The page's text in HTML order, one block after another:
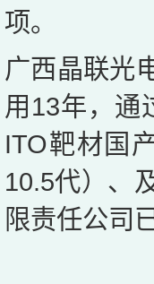
项。
广西晶联光
用13年，通
ITO靶材国
10.5代）、
限责任公司